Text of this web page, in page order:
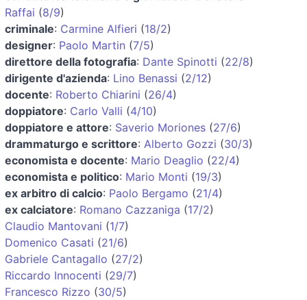
Raffai (8/9)
criminale: Carmine Alfieri (18/2)
designer: Paolo Martin (7/5)
direttore della fotografia: Dante Spinotti (22/8)
dirigente d'azienda: Lino Benassi (2/12)
docente: Roberto Chiarini (26/4)
doppiatore: Carlo Valli (4/10)
doppiatore e attore: Saverio Moriones (27/6)
drammaturgo e scrittore: Alberto Gozzi (30/3)
economista e docente: Mario Deaglio (22/4)
economista e politico: Mario Monti (19/3)
ex arbitro di calcio: Paolo Bergamo (21/4)
ex calciatore: Romano Cazzaniga (17/2)
Claudio Mantovani (1/7)
Domenico Casati (21/6)
Gabriele Cantagallo (27/2)
Riccardo Innocenti (29/7)
Francesco Rizzo (30/5)